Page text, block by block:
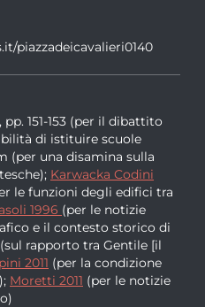
piazzadeicavalieri0140
, pp. 151-153 (per il dibattito
di istituire scuole
(per una disamina sulla
Karwacka Codini
le funzioni degli edifici tra
1996 (per le notizie
e il contesto storico di
(sul rapporto tra Gentile [il
2011 (per la condizione
Moretti 2011 (per le notizie